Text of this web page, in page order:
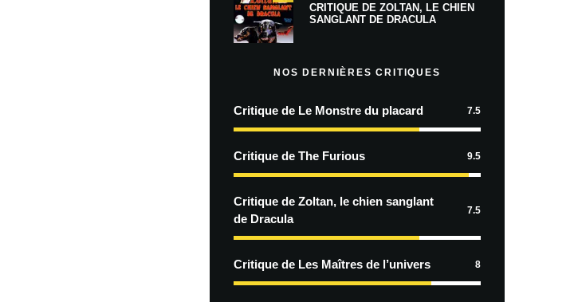
CRITIQUE DE ZOLTAN, LE CHIEN
SANGLANT DE DRACULA
NOS DERNIÈRES CRITIQUES
Critique de Le Monstre du placard 7.5
Critique de The Furious 9.5
Critique de Zoltan, le chien sanglant
de Dracula
7.5
Critique de Les Maîtres de l’univers 8